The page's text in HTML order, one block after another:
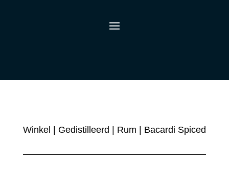
Winkel Gedistilleerd Rum | Bacardi Spiced